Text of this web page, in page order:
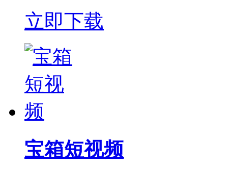
立即下载
宝箱短视频